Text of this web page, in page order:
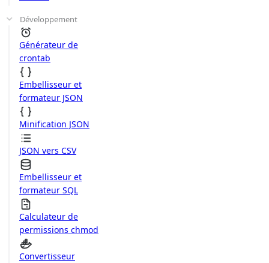
Développement
Générateur de
crontab
Embellisseur et
formateur JSON
Minification JSON
JSON vers CSV
Embellisseur et
formateur SQL
Calculateur de
permissions chmod
Convertisseur